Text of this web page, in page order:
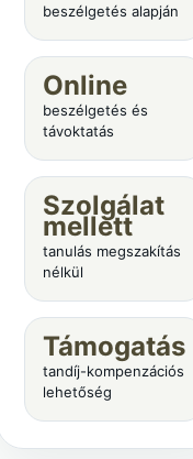
beszélgetés alapján
Online
beszélgetés és
távoktatás
Szolgálat
mellett
tanulás megszakítás
nélkül
Támogatás
tandíj-kompenzációs
lehetőség